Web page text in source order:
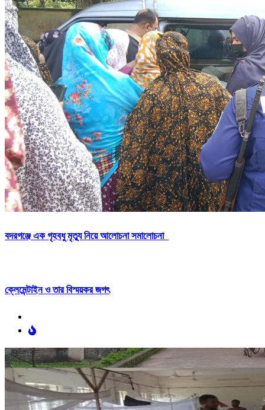
বদরগঞ্জে এক গৃহবধু মৃত্যু নিয়ে আলোচনা সমালোচনা
ক্লেমেন্টাইন ও তার বিস্ময়কর জগৎ